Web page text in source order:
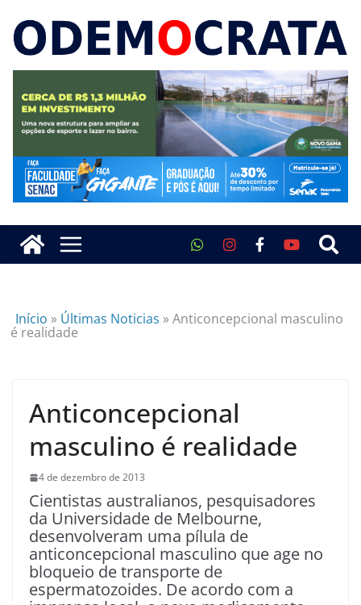
Início » Últimas Noticias »Anticoncepcional masculino
é realidade
Anticoncepcional
masculino é realidade
4 de dezembro de 2013
Cientistas australianos, pesquisadores
da Universidade de Melbourne,
desenvolveram uma pílula de
anticoncepcional masculino que age no
bloqueio de transporte de
espermatozoides. De acordo com a